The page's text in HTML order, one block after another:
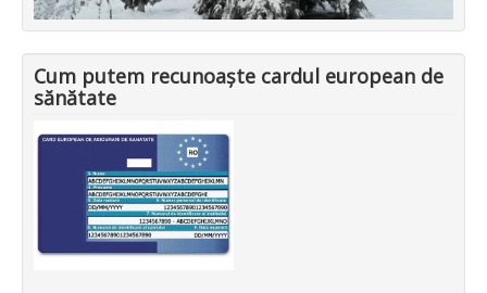
Cum putem recunoaște cardul european de
sănătate